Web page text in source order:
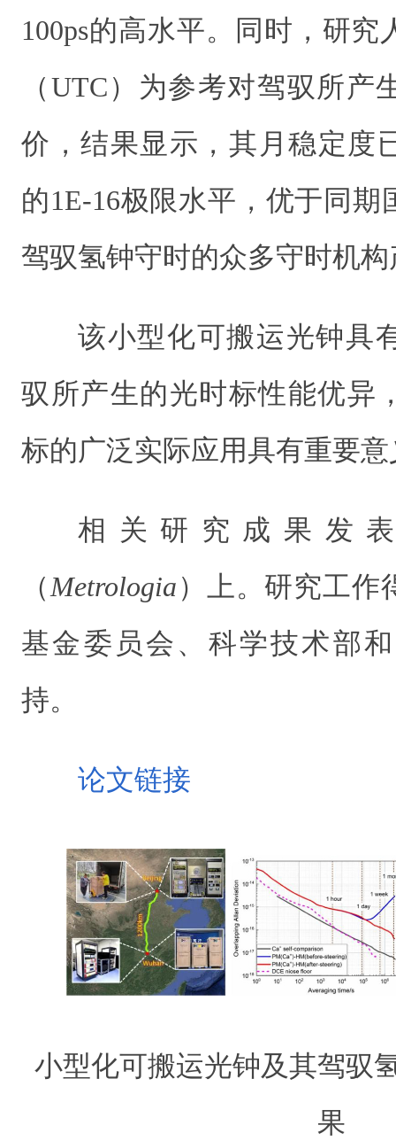
100ps的高水平。同时，研
（UTC）为参考对驾驭所产
价，结果显示，其月稳定度
的1E-16极限水平，优于同
驾驭氢钟守时的众多守时机
该小型化可搬运光钟具
驭所产生的光时标性能优异
标的广泛实际应用具有重要意
相关研究成果发
（ Metrologia）上。研究工作
基金委员会、科学技术部
持。
论文链接
小型化可搬运光钟及其驾驭
果